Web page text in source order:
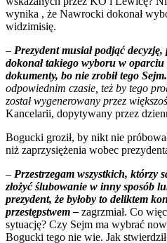
wynika , że Nawrocki dokonał
widzimisię.
– Prezydent musiał podjąć decyzję,
dokonał takiego wyboru w oparciu
dokumenty, bo nie zrobił tego Sejm.
odpowiednim czasie, też by tego
został wygenerowany przez
Kancelarii, dopytywany przez
Bogucki groził, by nikt nie
niż zaprzysiężenia wobec
– Przestrzegam wszystkich, którzy
złożyć ślubowanie w inny sposób
prezydent, że byłoby to deliktem
przestępstwem – zagrzmiał. Co
sytuację? Czy Sejm ma wybrać
Bogucki tego nie wie. Jak